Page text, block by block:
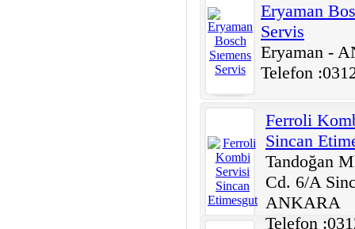
Eryaman
Servis
Eryaman -
Telefon
Ferroli
Sincan
Tandoğan
Cd. 6/A
ANKARA
Telefon